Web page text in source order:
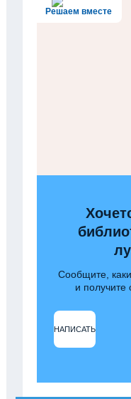
Решаем вместе
Сообщите,
и получите
НАПИСАТЬ